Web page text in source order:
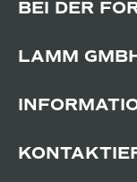
BEI DER
LAMM